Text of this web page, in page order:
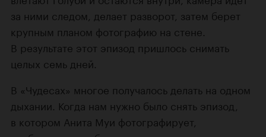
за ними следом, делает разворот, затем берет
крупным планом фотографию на стене.
В результате этот эпизод пришлось снимать
целых семь дней.
В «Чудесах» многое получалось делать на одном
дыхании. Когда нам нужно было снять эпизод,
в котором Анита Муи фотографирует,